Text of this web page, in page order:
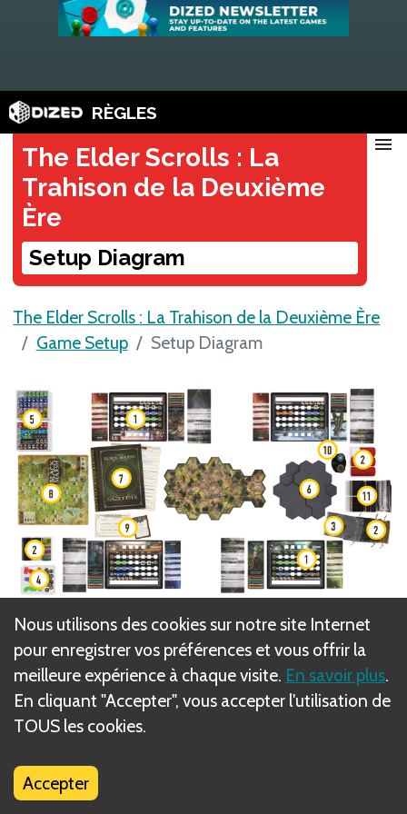
RÈGLES
The Elder Scrolls : La
Trahison de la Deuxième
Ère
Setup Diagram
menu
The Elder Scrolls : La Trahison de la Deuxième Ère
Game Setup
Setup Diagram
Play area after component setup.
1.Adventurer Mats (with Class, Race, and Skill Line
Reference Sheets)
2.Chip Storage Trays and Enemy Draw Bags
4.Tokens
Nous utilisons des cookies sur notre site Internet
pour enregistrer vos préférences et vous offrir la
meilleure expérience à chaque visite. En savoir plus.
En cliquant "Accepter", vous accepter l'utilisation de
TOUS les cookies.
Accepter